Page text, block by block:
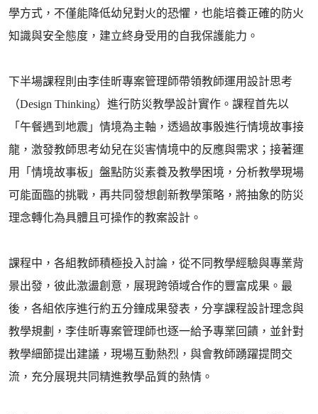
學方式，不僅能降低幼兒對火的恐懼，也能培養正確的防火
知識與安全態度，建立終身受用的自我保護能力。
下半場課程則由李佳昕專案管理師帶領教師運用設計思考
（Design Thinking）進行防災教學設計實作。課程首先以
「午餐遇到地震」情境為主軸，透過故事骰進行情境故事接
龍，激發教師思考幼兒在災害情境中的反應與需求；接著運
用「情境故事板」盤點防災素養及教學困境，分析教學現場
可能面臨的挑戰，再共同發想創新教學策略，將抽象的防災
理念轉化為具體且可操作的教案設計。
課程中，各組教師積極投入討論，從不同教學經驗與專業背
景出發，彼此激盪創意，展現跨領域合作的豐富成果。最
後，各組依序進行約五分鐘成果發表，分享課程設計理念與
教學規劃，李佳昕專案管理師也逐一給予專業回饋，並針對
教學細節提出建議，現場互動熱烈，與會教師踴躍提問交
流，充分展現共同精進教學品質的熱情。